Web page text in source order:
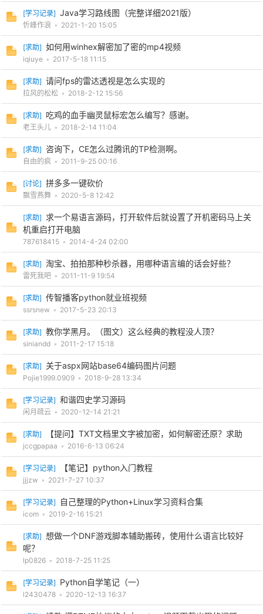
[学习记录] Java学习路线图（完整详细2021版）
忻峰作浪 • 2021-1-20 15:05
[求助] 如何用winhex解密加了密的mp4视频
iqiuye • 2017-5-18 11:15
[求助] 请问fps的雷达透视是怎么实现的
拉风的松松 • 2018-2-12 15:56
[求助] 吃鸡的血手幽灵鼠标宏怎么编写？感谢。
老王头儿 • 2018-2-14 11:04
[求助] 咨询下，CE怎么过腾讯的TP检测啊。
自由的疯 • 2011-9-25 00:16
[讨论] 拼多多一键砍价
飘雪燕舞 • 2020-5-8 12:42
[求助] 求一个易语言源码，打开软件后就设置了开机密码马上关
机重启打开电脑
787618415 • 2014-4-24 02:00
[求助] 淘宝、拍拍那种秒杀器，用哪种语言编的话会好些？
雷死我吧 • 2011-11-9 19:54
[求助] 传智播客python就业班视频
ssrsnew • 2017-5-23 20:13
[求助] 教你学黑月。（图文）这么经典的教程没人顶？
siniandd • 2011-2-17 15:18
[求助] 关于aspx网站base64编码图片问题
Pojie1999.0909 • 2018-9-28 13:34
[学习记录] 和谐四史学习源码
闲月疏云 • 2020-12-14 21:21
[求助] 【提问】TXT文档里文字被加密，如何解密还原？求助
jccgpapaa • 2016-6-13 06:24
[学习记录] 【笔记】python入门教程
jjjzw • 2021-7-27 10:37
[学习记录] 自己整理的Python+Linux学习资料合集
icom • 2019-2-16 15:21
[求助] 想做一个DNF游戏脚本辅助搬砖，使用什么语言比较好
呢？
lp0826 • 2018-7-25 11:25
[学习记录] Python自学笔记（一）
l2430478 • 2020-12-13 16:37